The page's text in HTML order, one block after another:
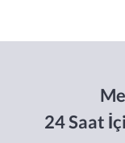
24 Saat